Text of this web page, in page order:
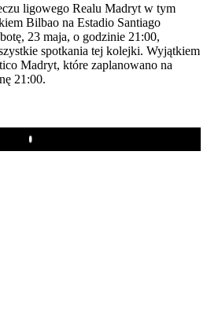
ligowego Realu Madryt w tym
Bilbao na Estadio Santiago
23 maja, o godzinie 21:00,
spotkania tej kolejki. Wyjątkiem
Madryt, które zaplanowano na
21:00.
Play